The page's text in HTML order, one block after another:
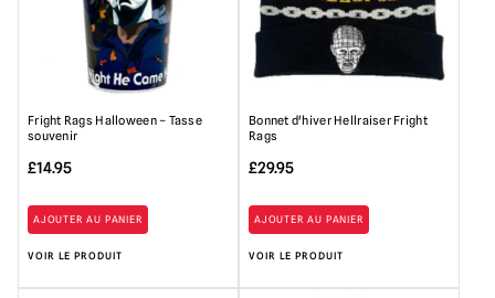
Fright Rags Halloween – Tasse
souvenir
£14.95
AJOUTER AU PANIER
VOIR LE PRODUIT
Bonnet d'hiver Hellraiser Fright
Rags
£29.95
AJOUTER AU PANIER
VOIR LE PRODUIT